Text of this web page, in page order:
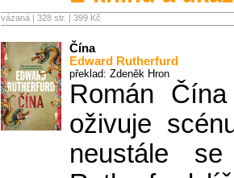
vázaná | 328 str. | 399 Kč
Čína
Edward Rutherfurd
překlad: Zdeněk Hron
Román
oživuje
neustále